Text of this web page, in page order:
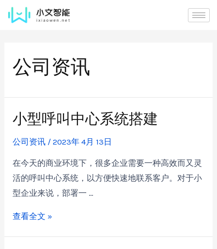
公司资讯
小型呼叫中心系统搭建
公司资讯 /2023年 4月 13日
在今天的商业环境下，很多企业需要一种高效而又灵
活的呼叫中心系统，以方便快速地联系客户。对于小
型企业来说，部署一 …
查看全文 »